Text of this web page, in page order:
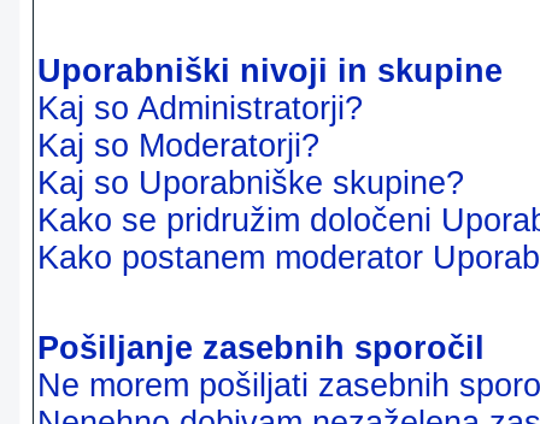
Uporabniški nivoji in skupine
Kaj so Administratorji?
Kaj so Moderatorji?
Kaj so Uporabniške skupine?
Kako se pridružim določeni
Kako postanem moderator
Pošiljanje zasebnih sporočil
Ne morem pošiljati zasebnih